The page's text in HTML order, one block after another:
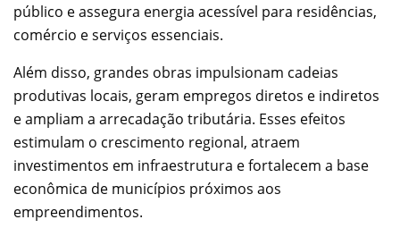
público e assegura energia acessível para residências,
comércio e serviços essenciais.
Além disso, grandes obras impulsionam cadeias
produtivas locais, geram empregos diretos e indiretos
e ampliam a arrecadação tributária. Esses efeitos
estimulam o crescimento regional, atraem
investimentos em infraestrutura e fortalecem a base
econômica de municípios próximos aos
empreendimentos.